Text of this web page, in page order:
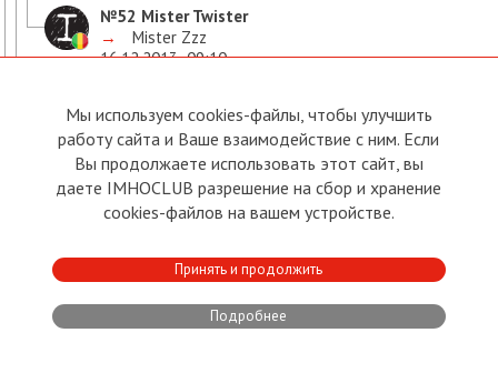
№52 Mister Twister
→
Mister Zzz
16.12.2013 09:10
№53Эльдар Логинов
Mister Twister
16.12.2013 09:29
↓ Развернуть
№56 Mister Twister
→ Эльдар Логинов
Развернуть
Мы используем cookies-файлы, чтобы улучшить
работу сайта и Ваше взаимодействие с ним. Если
Вы продолжаете использовать этот сайт, вы
даете IMHOCLUB разрешение на сбор и хранение
cookies-файлов на вашем устройстве.
Принять и продолжить
Подробнее